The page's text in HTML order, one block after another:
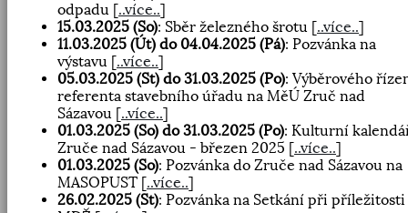
odpadu [..více..]
15.03.2025 (So): Sběr železného šrotu [..více..]
11.03.2025 (Út) do 04.04.2025 (Pá): Pozvánka na
výstavu [..více..]
05.03.2025 (St) do 31.03.2025 (Po): Výběrového
referenta stavebního úřadu na MěÚ Zruč nad
Sázavou [..více..]
01.03.2025 (So) do 31.03.2025 (Po): Kulturní
Zruče nad Sázavou - březen 2025 [..více..]
01.03.2025 (So): Pozvánka do Zruče nad Sázavou na
MASOPUST [..více..]
26.02.2025 (St): Pozvánka na Setkání při příležitosti